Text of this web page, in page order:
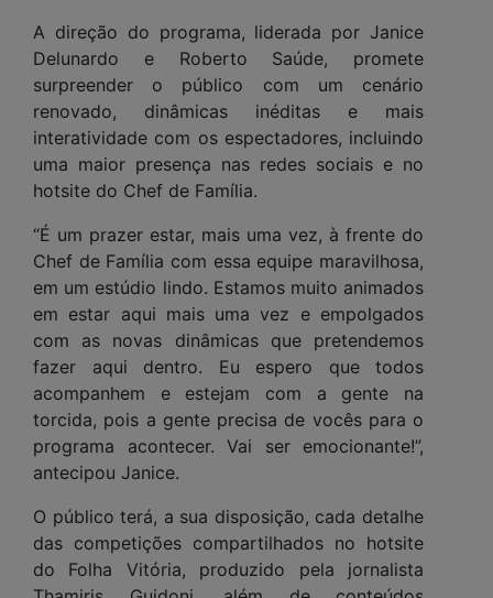
A direção do programa, liderada por Janice
Delunardo e Roberto Saúde, promete
surpreender o público com um cenário
renovado, dinâmicas inéditas e mais
interatividade com os espectadores, incluindo
uma maior presença nas redes sociais e no
hotsite do Chef de Família.
“É um prazer estar, mais uma vez, à frente do
Chef de Família com essa equipe maravilhosa,
em um estúdio lindo. Estamos muito animados
em estar aqui mais uma vez e empolgados
com as novas dinâmicas que pretendemos
fazer aqui dentro. Eu espero que todos
acompanhem e estejam com a gente na
torcida, pois a gente precisa de vocês para o
programa acontecer. Vai ser emocionante!”,
antecipou Janice.
O público terá, a sua disposição, cada detalhe
das competições compartilhados no hotsite
do Folha Vitória, produzido pela jornalista